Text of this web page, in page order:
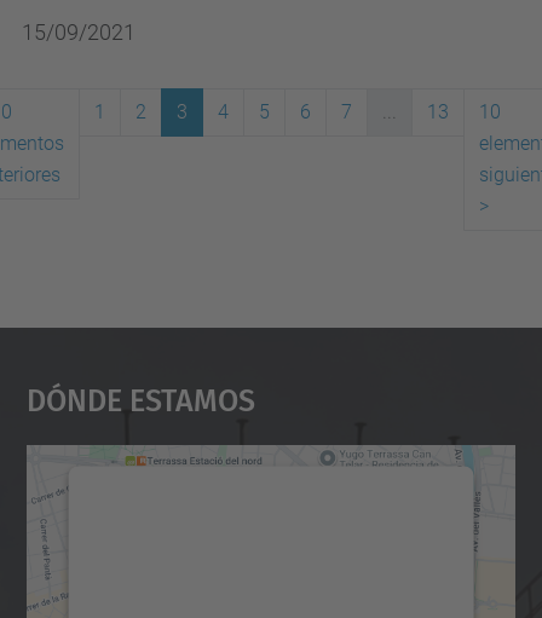
15/09/2021
1 2 3 4 5 6 7 ... 13
10
>
Dónde Estamos